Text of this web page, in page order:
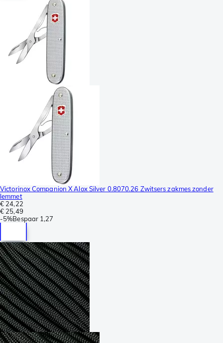
Victorinox Companion X Alox Silver 0.8070.26 Zwitsers zakmes zonder
lemmet
€ 24,22
€ 25,49
-5%Bespaar 1,27